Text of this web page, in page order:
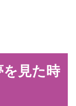
見た時